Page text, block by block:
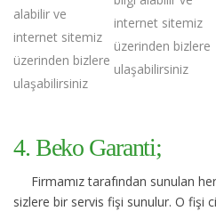
alabilir ve
internet sitemiz
üzerinden bizlere
ulaşabilirsiniz
internet sitemiz
üzerinden bizlere
ulaşabilirsiniz
4. Beko Garanti;
Firmamız tarafından sunulan
sizlere bir servis fişi sunulur. O fişi